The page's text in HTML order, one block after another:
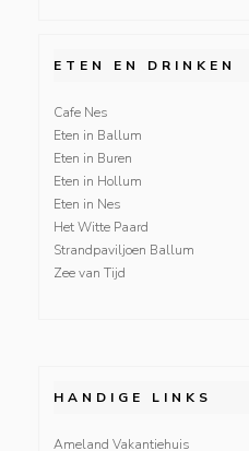
ETEN EN DRINKEN
Cafe Nes
Eten in Ballum
Eten in Buren
Eten in Hollum
Eten in Nes
Het Witte Paard
Strandpaviljoen Ballum
Zee van Tijd
HANDIGE LINKS
Ameland Vakantiehuis